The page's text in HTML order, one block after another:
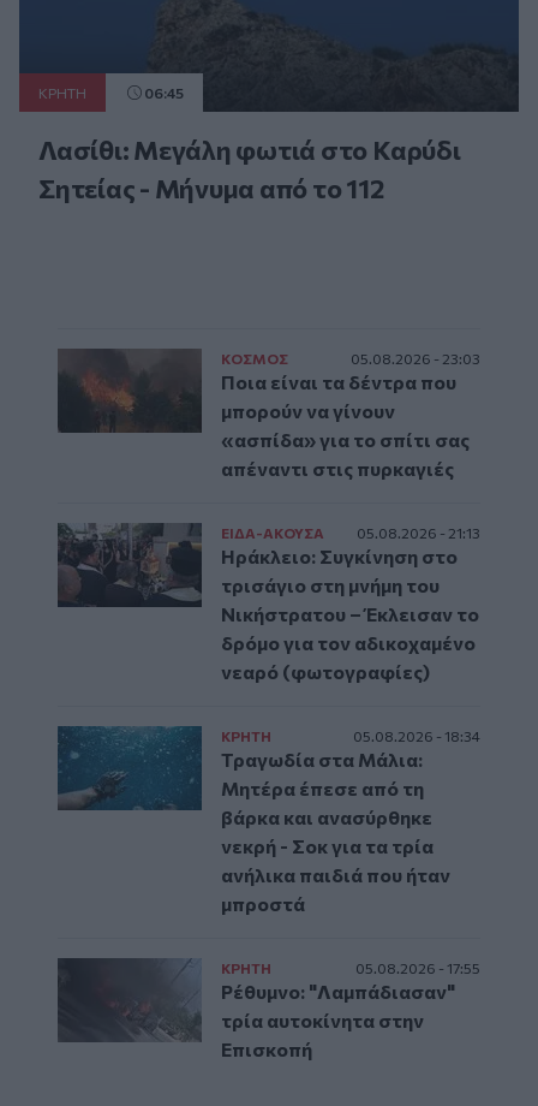
ΚΡΗΤΗ 06:45
Λασίθι: Μεγάλη φωτιά στο Καρύδι
Σητείας - Μήνυμα από το 112
ΚΟΣΜΟΣ 05.08.2026 - 23:03
Ποια είναι τα δέντρα που
μπορούν να γίνουν
«ασπίδα» για το σπίτι σας
απέναντι στις πυρκαγιές
ΕΙΔΑ-ΑΚΟΥΣΑ 05.08.2026 - 21:13
Ηράκλειο: Συγκίνηση στο
τρισάγιο στη μνήμη του
Νικήστρατου – Έκλεισαν το
δρόμο για τον αδικοχαμένο
νεαρό (φωτογραφίες)
ΚΡΗΤΗ 05.08.2026 - 18:34
Τραγωδία στα Μάλια:
Μητέρα έπεσε από τη
βάρκα και ανασύρθηκε
νεκρή - Σοκ για τα τρία
ανήλικα παιδιά που ήταν
μπροστά
ΚΡΗΤΗ 05.08.2026 - 17:55
Ρέθυμνο: "Λαμπάδιασαν"
τρία αυτοκίνητα στην
Επισκοπή